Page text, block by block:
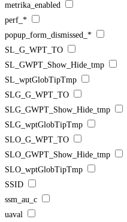
metrika_enabled
perf_*
popup_form_dismissed_*
SL_G_WPT_TO
SL_GWPT_Show_Hide_tmp
SL_wptGlobTipTmp
SLG_G_WPT_TO
SLG_GWPT_Show_Hide_tmp
SLG_wptGlobTipTmp
SLO_G_WPT_TO
SLO_GWPT_Show_Hide_tmp
SLO_wptGlobTipTmp
SSID
ssm_au_c
uaval